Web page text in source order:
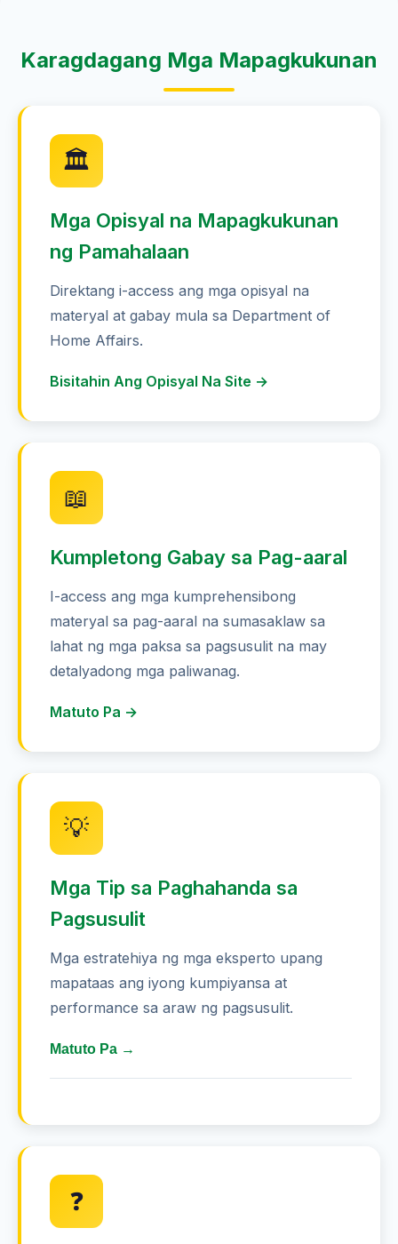
Karagdagang Mga Mapagkukunan
🏛️
Mga Opisyal na Mapagkukunan
ng Pamahalaan
Direktang i-access ang mga opisyal na
materyal at gabay mula sa Department of
Home Affairs.
Bisitahin Ang Opisyal Na Site →
📖
Kumpletong Gabay sa Pag-aaral
I-access ang mga kumprehensibong
materyal sa pag-aaral na sumasaklaw sa
lahat ng mga paksa sa pagsusulit na may
detalyadong mga paliwanag.
Matuto Pa →
💡
Mga Tip sa Paghahanda sa
Pagsusulit
Mga estratehiya ng mga eksperto upang
mapataas ang iyong kumpiyansa at
performance sa araw ng pagsusulit.
Matuto Pa →
impormasyon
Magtuon ng karagdagang pansin sa
❓